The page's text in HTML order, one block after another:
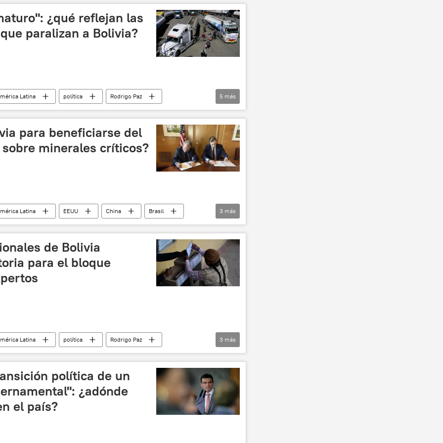
¿qué reflejan las
paralizan a Bolivia?
Latina política
Rodrigo Paz
Morales Central Obrera Boliviana (COB)
Bolivia
5 más
para beneficiarse del
sobre minerales críticos?
Latina EEUU China
Brasil
Opinión y Análisis
3 más
de Bolivia
para el bloque
Latina política
Rodrigo Paz
💬 Opinión y Análisis
3 más
política de un
¿adónde
el país?